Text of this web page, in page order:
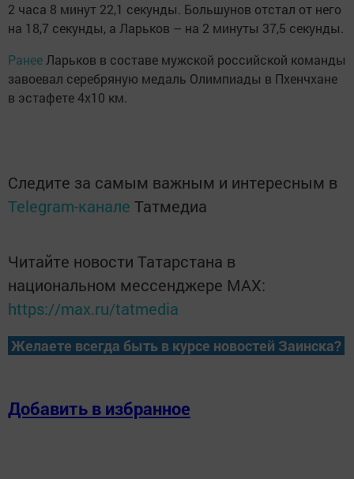
2 часа 8 минут 22,1 секунды. Большунов отстал от него
на 18,7 секунды, а Ларьков – на 2 минуты 37,5 секунды.
РанееЛарьков в составе мужской российской команды
завоевал серебряную медаль Олимпиады в Пхенчхане
в эстафете 4х10 км.
Следите за самым важным и интересным в
Telegram-канале Татмедиа
Читайте новости Татарстана в
национальном мессенджере MАХ:
https://max.ru/tatmedia
Желаете всегда быть в курсе новостей Заинска?
Добавить в избранное